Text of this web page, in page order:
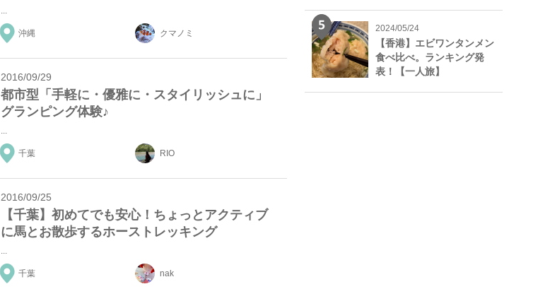
...
沖縄 クマノミ
2016/09/29
都市型「手軽に・優雅に・スタイリッシュに」
グランピング体験♪
...
千葉 RIO
2016/09/25
【千葉】初めてでも安心！ちょっとアクティブ
に馬とお散歩するホーストレッキング
千葉 nak
2024/05/24
【香港】エビワンタンメン
食べ比べ。ランキング発
表！【一人旅】